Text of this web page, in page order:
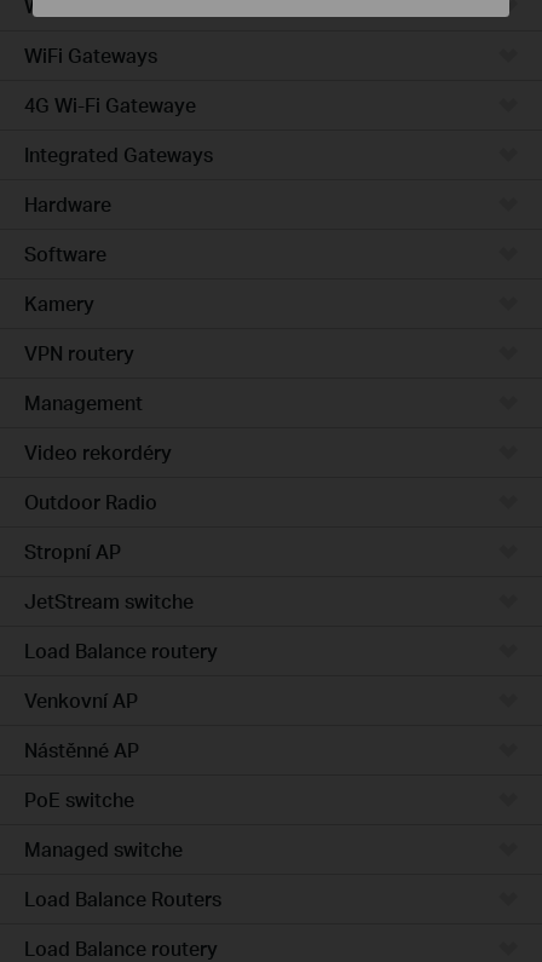
Wired Gateways
WiFi Gateways
4G Wi-Fi Gatewaye
Integrated Gateways
Hardware
Software
Kamery
VPN routery
Management
Video rekordéry
Outdoor Radio
Stropní AP
JetStream switche
Load Balance routery
Venkovní AP
Nástěnné AP
PoE switche
Managed switche
Load Balance Routers
Load Balance routery